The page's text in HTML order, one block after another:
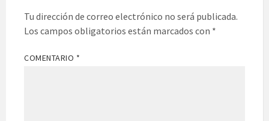
Tu dirección de correo electrónico no será publicada.
Los campos obligatorios están marcados con *
COMENTARIO *